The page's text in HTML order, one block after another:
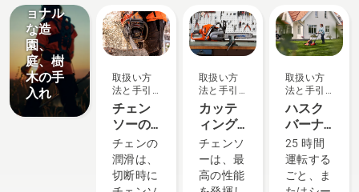
ベ
ン
ト
ド
ノ
ベ
ー
シ
ョ
ン
法
と
手
引
き
と
ヒ
ン
ト
声
シ
ョ
ン
ョナル
な造
園、
庭、樹
木の手
入れ
取扱い方
法と手引
き
チェン
ソーの
チェン
の潤滑
の確認
方法
チェンの
潤滑は、
切断時に
取扱い方
法と手引
き
カッテ
ィング
装置の
お手入
れ
チェンソ
ーは、最
高の性能
取扱い方
法と手引
き
ハスク
バーナ
芝刈機
のオイ
ル交換
方法
25 時間
運転する
ごと、ま